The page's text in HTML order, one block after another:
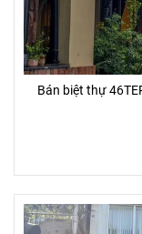
Bán biệt thự